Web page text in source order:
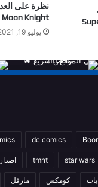
نظرة على
Moon Knight
يوليو 19, 2021
dc comics
star wars
tmnt
كومكس مارفل